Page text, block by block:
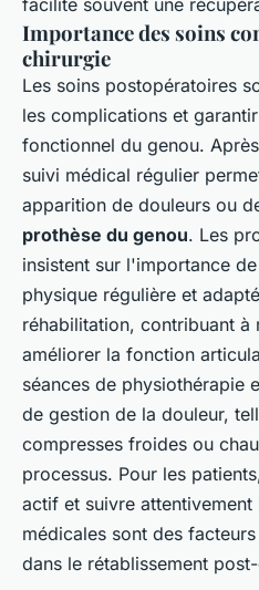
facilite souvent une
Importance des soins
chirurgie
Les soins postopératoires
les complications et
fonctionnel du genou.
suivi médical régulier
apparition de douleurs ou
prothèse du genou. Les
insistent sur l'importance
physique régulière et
réhabilitation, contribuant à
améliorer la fonction
séances de physiothérapie
de gestion de la douleur,
compresses froides ou
processus. Pour les
actif et suivre
médicales sont des
dans le rétablissement